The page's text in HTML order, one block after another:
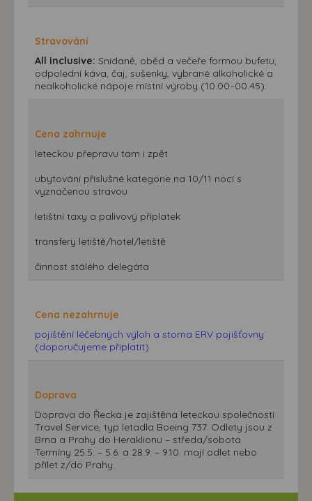
Stravování
All inclusive: Snídaně, oběd a večeře formou bufetu,
odpolední káva, čaj, sušenky, vybrané alkoholické a
nealkoholické nápoje místní výroby (10.00–00.45).
Cena zahrnuje
leteckou přepravu tam i zpět
ubytování příslušné kategorie na 10/11 nocí s
vyznačenou stravou
letištní taxy a palivový příplatek
transfery letiště/hotel/letiště
činnost stálého delegáta
Cena nezahrnuje
pojištění léčebných výloh a storna ERV pojišťovny
(doporučujeme připlatit)
Doprava
Doprava do Řecka je zajištěna leteckou společností
Travel Service, typ letadla Boeing 737. Odlety jsou z
Brna a Prahy do Heraklionu – středa/sobota.
Termíny 25.5. – 5.6. a 28.9. – 9.10. mají odlet nebo
přílet z/do Prahy.